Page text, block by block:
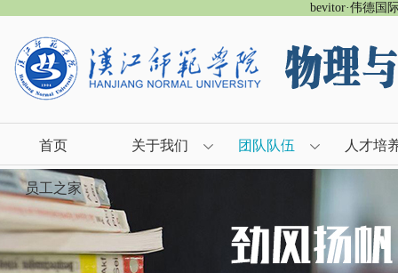
bevitor·伟德国
首页 关于我们 团队队伍 人才培
员工之家